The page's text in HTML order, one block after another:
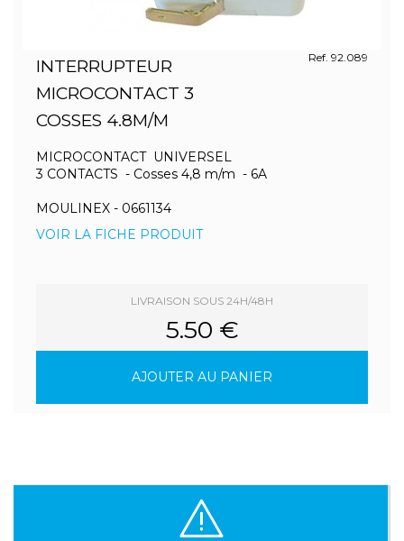
INTERRUPTEUR
MICROCONTACT 3
COSSES 4.8M/M
Ref. 92.089
MICROCONTACT UNIVERSEL
3 CONTACTS - Cosses 4,8 m/m - 6A
MOULINEX - 0661134
VOIR LA FICHE PRODUIT
LIVRAISON SOUS 24H/48H
5.50 €
AJOUTER AU PANIER